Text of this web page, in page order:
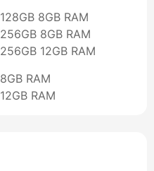
128GB 8GB RAM
256GB 8GB RAM
256GB 12GB RAM
8GB RAM
12GB RAM